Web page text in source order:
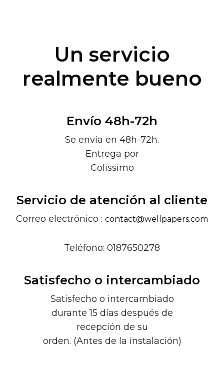
Un servicio
realmente bueno
Envío 48h-72h
Se envía en 48h-72h.
Entrega por
Colissimo
Servicio de atención al cliente
Correo electrónico : contact@wellpapers.com
Teléfono: 0187650278
Satisfecho o intercambiado
Satisfecho o intercambiado
durante 15 días después de
recepción de su
orden. (Antes de la instalación)